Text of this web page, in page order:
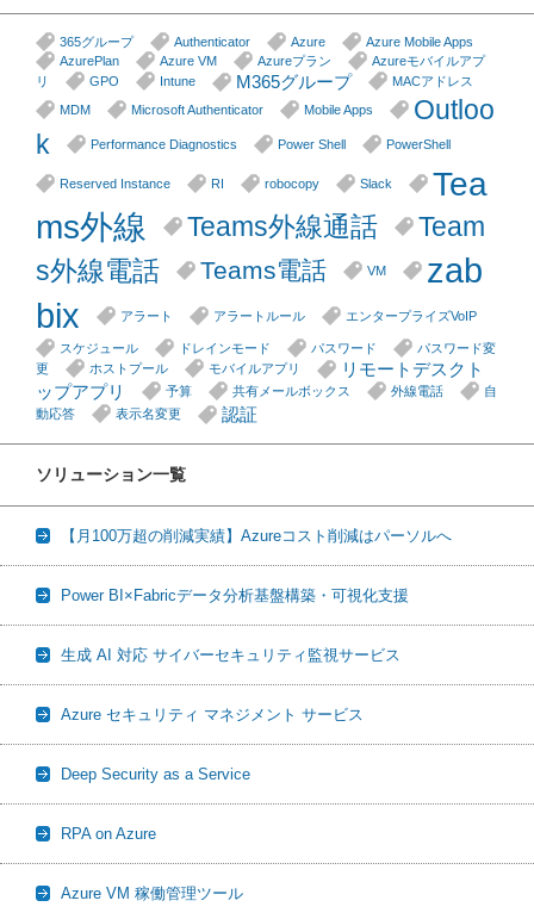
365グループ Authenticator Azure
Azure Mobile Apps
AzurePlan
Azure VM Azureプラン
Azureモバイルアプ
リ
GPO Intune M365グループ
MACアドレス
MDM
Microsoft Authenticator Mobile Apps
Outloo
k
Performance Diagnostics Power Shell PowerShell
Reserved Instance RI robocopy Slack
Tea
ms外線
Teams外線通話
Team
s外線電話
Teams電話 VM
zab
bix
アラート アラートルール エンタープライズVoIP
スケジュール ドレインモード パスワード
パスワード変
更
ホストプール モバイルアプリ
リモートデスクト
ップアプリ
予算 共有メールボックス 外線電話
自
動応答
表示名変更 認証
ソリューション一覧
【月100万超の削減実績】Azureコスト削減はパーソルへ
Power BI×Fabricデータ分析基盤構築・可視化支援
生成 AI 対応 サイバーセキュリティ監視サービス
Azure セキュリティ マネジメント サービス
Deep Security as a Service
RPA on Azure
Azure VM 稼働管理ツール